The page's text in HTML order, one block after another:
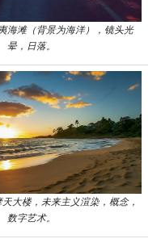
海滩（背景为海洋），镜头光
晕，日落。
大楼，未来主义渲染，概念，
数字艺术。